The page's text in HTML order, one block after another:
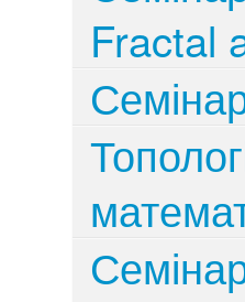
Fractal